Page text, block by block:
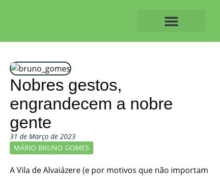
Nobres gestos,
engrandecem a nobre
gente
31 de Março de 2023
MÁRIO BRUNO GOMES
A Vila de Alvaiázere (e por motivos que não importam